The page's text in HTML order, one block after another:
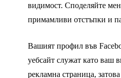
видимост. Споделяйте
примамливи отстъпки и
Вашият профил във
уебсайт служат като ваш
рекламна страница,